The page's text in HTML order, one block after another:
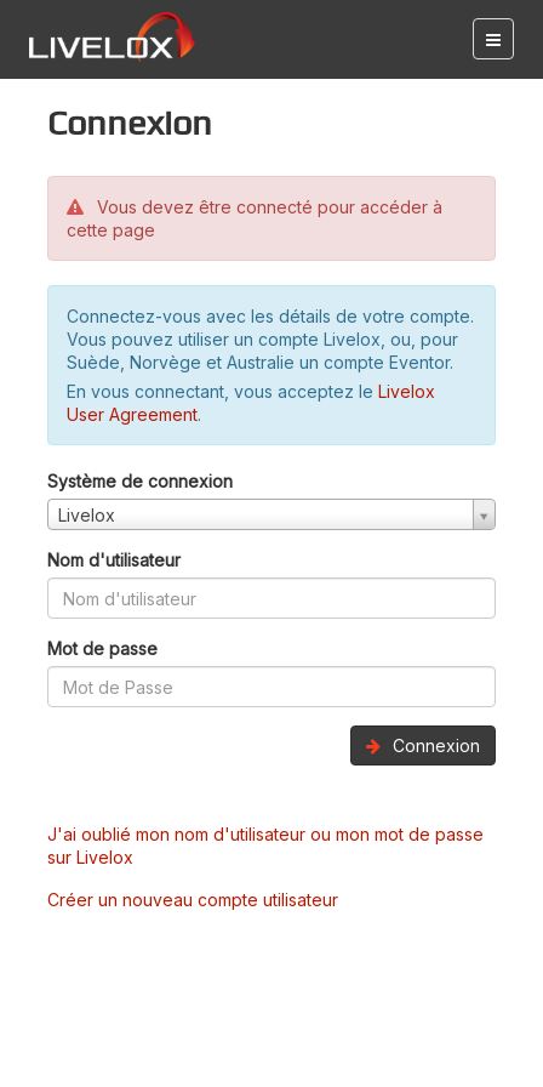
Connexion
Vous devez être connecté pour accéder à
cette page
Connectez-vous avec les détails de votre compte.
Vous pouvez utiliser un compte Livelox, ou, pour
Suède, Norvège et Australie un compte Eventor.
En vous connectant, vous acceptez le Livelox
User Agreement.
Système de connexion
Livelox
Nom d'utilisateur
Mot de passe
Connexion
J'ai oublié mon nom d'utilisateur ou mon mot de passe
sur Livelox
Créer un nouveau compte utilisateur